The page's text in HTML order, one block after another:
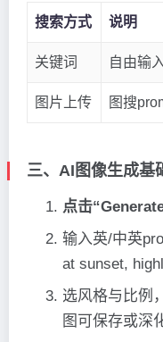
搜索方式 说明
关键词 自由输
图片上传 图搜
三、AI图像生成基
点击
输入英/中英
at sunset,
选风格与比例
图可保存或深